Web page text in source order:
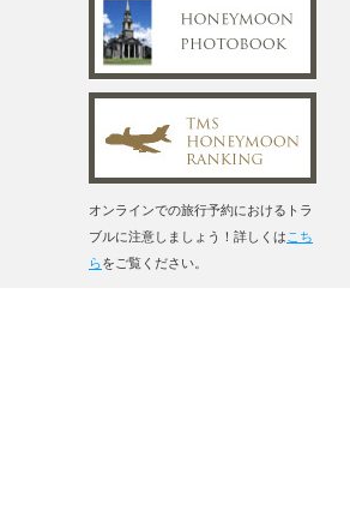
オンラインでの旅行予約におけるトラ
ブルに注意しましょう！詳しくは こち
らをご覧ください。